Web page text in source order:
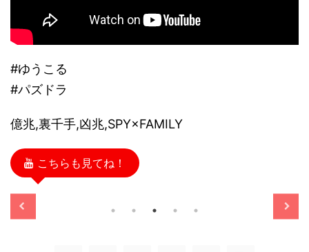
#ゆうこる
#パズドラ
億兆,裏千手,凶兆,SPY×FAMILY
こちらも見てね！
11/13